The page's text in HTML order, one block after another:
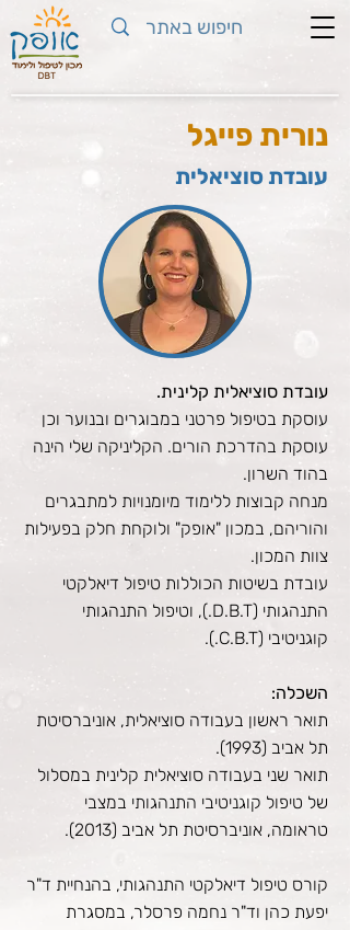
נורית פייגל
עובדת סוציאלית
עובדת סוציאלית קלינית.
עוסקת בטיפול פרטני במבוגרים ובנוער וכן
עוסקת בהדרכת הורים. הקליניקה שלי הינה
בהוד השרון.
מנחה קבוצות ללימוד מיומנויות למתבגרים
והוריהם, במכון "אופק" ולוקחת חלק בפעילות
צוות המכון.
עובדת בשיטות הכוללות טיפול דיאלקטי
התנהגותי (D.B.T.), וטיפול התנהגותי
קוגניטיבי (C.B.T.).
השכלה:
תואר ראשון בעבודה סוציאלית, אוניברסיטת
תל אביב (1993).
תואר שני בעבודה סוציאלית קלינית במסלול
של טיפול קוגניטיבי התנהגותי במצבי
טראומה, אוניברסיטת תל אביב (2013).
קורס טיפול דיאלקטי התנהגותי, בהנחיית ד"ר
יפעת כהן וד"ר נחמה פרסלר, במסגרת